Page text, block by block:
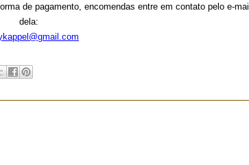
de pagamento, encomendas entre em contato pelo e-mail
dela: